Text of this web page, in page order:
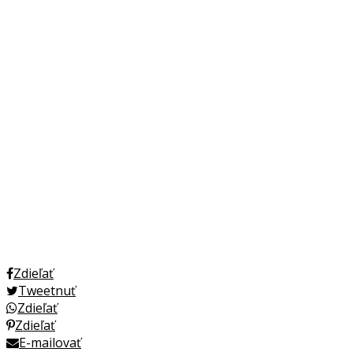
Zdieľať
Tweetnuť
Zdieľať
Zdieľať
E-mailovať